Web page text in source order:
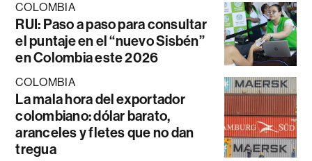
COLOMBIA
RUI: Paso a paso para consultar
el puntaje en el “nuevo Sisbén”
en Colombia este 2026
COLOMBIA
La mala hora del exportador
colombiano: dólar barato,
aranceles y fletes que no dan
tregua